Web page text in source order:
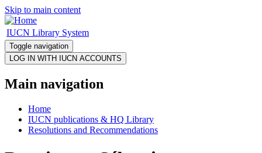
Skip to main content
IUCN Library System
Toggle navigation
Main navigation
Home
IUCN publications & HQ Library
Resolutions and Recommendations